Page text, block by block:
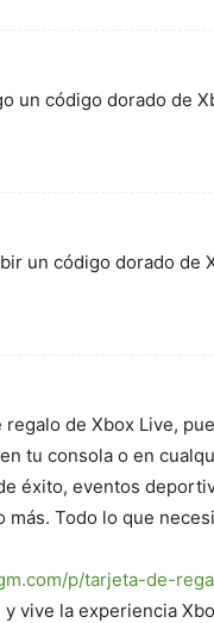
un código dorado de
un código dorado de
regalo de Xbox Live,
tu consola o en
éxito, eventos
Todo lo que
p/tarjeta-de-
vive la experiencia